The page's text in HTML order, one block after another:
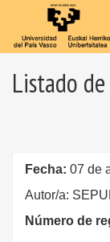
Listado
Fecha: 07 de
Autor/a:
Número de